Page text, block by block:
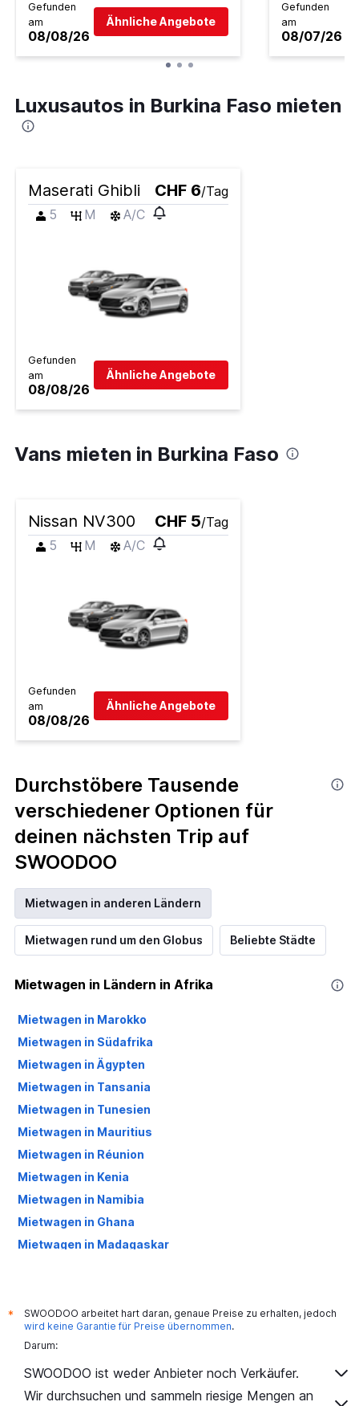
Gefunden
am
08/08/26
Ähnliche Angebote
Gefunden
am
08/07/26
Luxusautos in Burkina Faso mieten
Maserati Ghibli CHF 6/Tag
5
M A/C
Gefunden
am
08/08/26
Ähnliche Angebote
Vans mieten in Burkina Faso
Nissan NV300 CHF 5/Tag
5
M A/C
Gefunden
am
08/08/26
Ähnliche Angebote
Durchstöbere Tausende
verschiedener Optionen für
deinen nächsten Trip auf
SWOODOO
Mietwagen in anderen Ländern
Mietwagen rund um den Globus Beliebte Städte
Mietwagen in Ländern in Afrika
Mietwagen in Marokko
Mietwagen in Südafrika
Mietwagen in Ägypten
Mietwagen in Tansania
Mietwagen in Tunesien
Mietwagen in Mauritius
Mietwagen in Réunion
Mietwagen in Kenia
Mietwagen in Namibia
Mietwagen in Ghana
Mietwagen in Madagaskar
Mietwagen in Äthiopien
Mietwagen in Seychellen
Mietwagen in Benin
Mietwagen in Kap Verde
*
SWOODOO arbeitet hart daran, genaue Preise zu erhalten, jedoch
wird keine Garantie für Preise übernommen.
Darum:
SWOODOO ist weder Anbieter noch Verkäufer.
Wir durchsuchen und sammeln riesige Mengen an